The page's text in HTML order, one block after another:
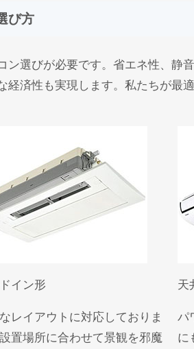
び方
ン選びが必要です。省エネ性、静
済性も実現します。私たちが最
イン形
レイアウトに対応しておりま
置場所に合わせて景観を邪魔
天
パ
に